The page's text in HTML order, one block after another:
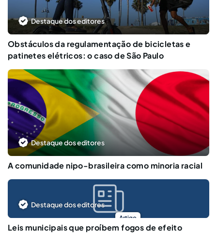
Destaque dos editores
Obstáculos da regulamentação de bicicletas e
patinetes elétricos: o caso de São Paulo
Destaque dos editores
A comunidade nipo-brasileira como minoria racial
Artigo
Destaque dos editores
Leis municipais que proíbem fogos de efeito